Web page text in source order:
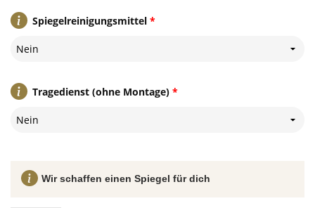
*
Spiegelreinigungsmittel
Nein
*
Tragedienst (ohne Montage)
Nein
Wir schaffen einen Spiegel für dich